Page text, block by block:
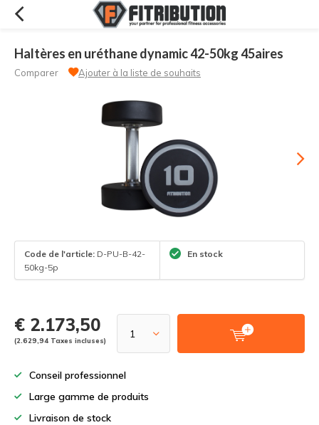
Haltères en uréthane dynamic 42-50kg 45aires
Comparer Ajouter à la liste de souhaits
Code de l'article: D-PU-B-42-
50kg-5p
En stock
€ 2.173,50
(2.629,94 Taxes incluses)
Conseil professionnel
Large gamme de produits
Livraison de stock